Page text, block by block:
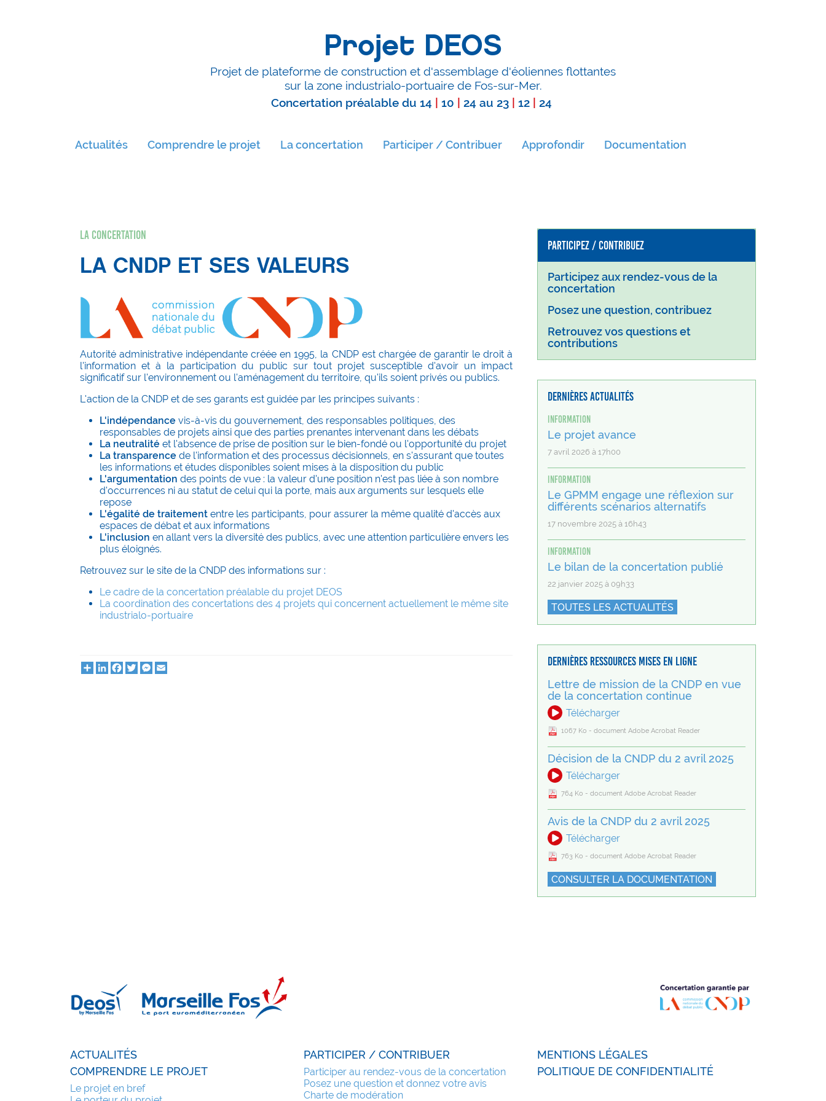
Projet DEOS
Projet de plateforme de construction et d'assemblage d'éoliennes flottantes
sur la zone industrialo-portuaire de Fos-sur-Mer.
Concertation préalable du 14 10 24 au 23 12 24
Actualités Comprendre le projet La concertation Participer / Contribuer Approfondir Documentation
La concertation
LA CNDP ET SES VALEURS
Autorité administrative indépendante créée en 1995, la CNDP est chargée de garantir le droit à
l'information et à la participation du public sur tout projet susceptible d'avoir un impact
significatif sur l'environnement ou l'aménagement du territoire, qu'ils soient privés ou publics.
L'action de la CNDP et de ses garants est guidée par les principes suivants :
L'indépendance vis-à-vis du gouvernement, des responsables politiques, des
responsables de projets ainsi que des parties prenantes intervenant dans les débats
La neutralité et l'absence de prise de position sur le bien-fondé ou l'opportunité du projet
La transparence de l'information et des processus décisionnels, en s'assurant que toutes
les informations et études disponibles soient mises à la disposition du public
L'argumentation des points de vue : la valeur d'une position n'est pas liée à son nombre
d'occurrences ni au statut de celui qui la porte, mais aux arguments sur lesquels elle
repose
L'égalité de traitement entre les participants, pour assurer la même qualité d'accès aux
espaces de débat et aux informations
L'inclusion en allant vers la diversité des publics, avec une attention particulière envers les
plus éloignés.
Retrouvez sur le site de la CNDP des informations sur :
Le cadre de la concertation préalable du projet DEOS
La coordination des concertations des 4 projets qui concernent actuellement le même site
industrialo-portuaire
Partager
LinkedIn
Facebook
TwitterMessenger
Participez / Contribuez
Participez aux rendez-vous de la
concertation
Posez une question, contribuez
Retrouvez vos questions et
contributions
Dernières actualités
Information
Le projet avance
7 avril 2026 à 17h00
Information
Le GPMM engage une réflexion sur
différents scénarios alternatifs
17 novembre 2025 à 16h43
Information
Le bilan de la concertation publié
22 janvier 2025 à 09h33
TOUTES LES ACTUALITÉS
Dernières ressources mises en ligne
Lettre de mission de la CNDP en vue
de la concertation continue
Télécharger
1067 Ko - document Adobe Acrobat Reader
Décision de la CNDP du 2 avril 2025
Télécharger
764 Ko - document Adobe Acrobat Reader
Avis de la CNDP du 2 avril 2025
Télécharger
763 Ko - document Adobe Acrobat Reader
CONSULTER LA DOCUMENTATION
ACTUALITÉS
COMPRENDRE LE PROJET
Le projet en bref
PARTICIPER / CONTRIBUER
Participer au rendez-vous de la concertation
Posez une question et donnez votre avis
Charte de modération
MENTIONS LÉGALES
POLITIQUE DE CONFIDENTIALITÉ